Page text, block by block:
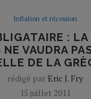
Inflation et récession
:
VAUDRA
DE LA
rédigé par Eric J. Fry
15 juillet 2011